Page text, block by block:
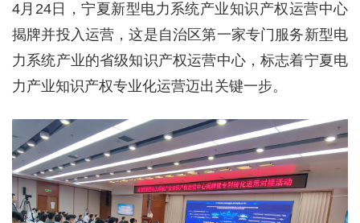
4月24日，宁夏新型电力系统产业知识产权运营中心
揭牌并投入运营，这是自治区第一家专门服务新型电
力系统产业的省级知识产权运营中心，标志着宁夏电
力产业知识产权专业化运营迈出关键一步。